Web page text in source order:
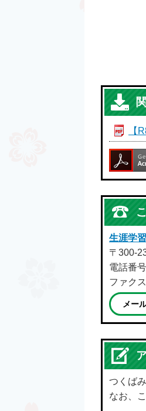
【
生涯学
〒300-
電話番
ファク
メー
つくば
なお、